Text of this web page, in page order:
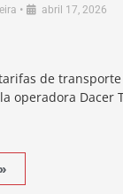
• abril 17, 2026
de
operadora Dacer